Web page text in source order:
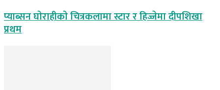
प्याब्सन घाेराहीकाे चित्रकलामा स्टार र हिज्जेमा दीपशिखा
प्रथम